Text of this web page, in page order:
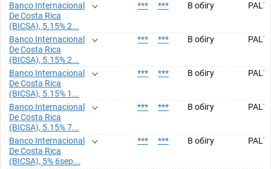
Banco Internacional
De Costa Rica
(BICSA), 5.15% 2...
*** *** В обігу
Banco Internacional
De Costa Rica
(BICSA), 5.15% 2...
*** *** В обігу
Banco Internacional
De Costa Rica
(BICSA), 5.15% 1...
*** *** В обігу
Banco Internacional
De Costa Rica
(BICSA), 5.15% 7...
*** *** В обігу
Banco Internacional
De Costa Rica
(BICSA), 5% 6sep...
*** *** В обігу